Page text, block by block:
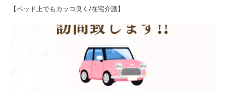
【ベッド上でもカッコ良く/在宅介護】